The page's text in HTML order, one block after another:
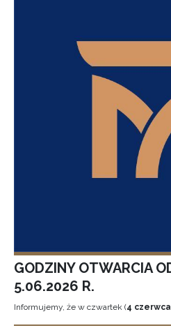
GODZINY OTWARCIA
5.06.2026 R.
Informujemy, że w czwartek (4